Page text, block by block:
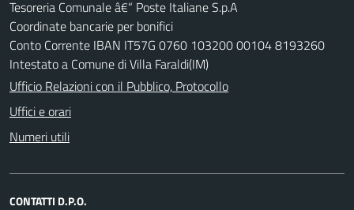
Tesoreria Comunale â€“ Poste Italiane S.p.A
Coordinate bancarie per bonifici
Conto Corrente IBAN IT57G 0760 103200 00104 8193260
Intestato a Comune di Villa Faraldi(IM)
Ufficio Relazioni con il Pubblico, Protocollo
Uffici e orari
Numeri utili
CONTATTI D.P.O.